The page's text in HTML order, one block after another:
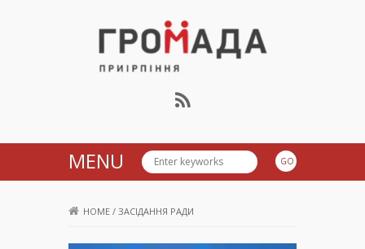
Громада Приірпіння
MENU
HOME / ЗАСІДАННЯ РАДИ